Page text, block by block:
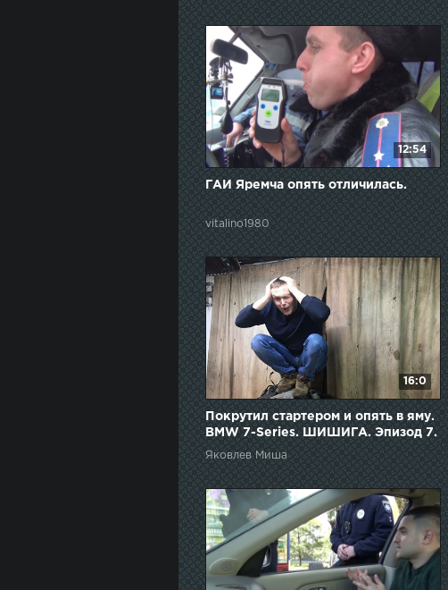
12:54
ГАИ Яремча опять отличилась.
vitalino1980
16:0
Покрутил стартером и опять в яму.
BMW 7-Series. ШИШИГА. Эпизод 7.
Яковлев Миша